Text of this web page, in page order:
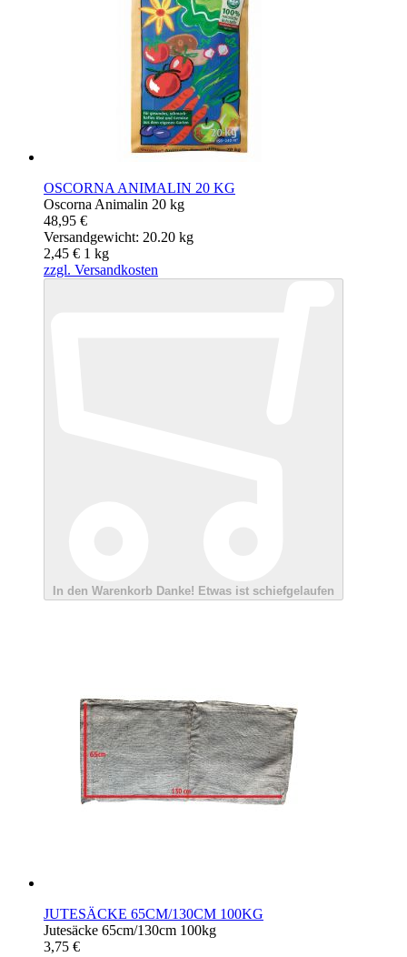
OSCORNA ANIMALIN 20 KG
Oscorna Animalin 20 kg
48,95 €
Versandgewicht: 20.20 kg
2,45 € 1 kg
zzgl. Versandkosten
In den Warenkorb Danke! Etwas ist schiefgelaufen
JUTESÄCKE 65CM/130CM 100KG
Jutesäcke 65cm/130cm 100kg
3,75 €